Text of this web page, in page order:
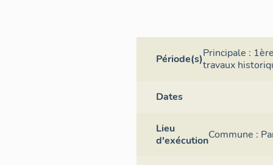
Période(s)Principale :
travaux
Dates
Lieu
d'exécutionCommune :